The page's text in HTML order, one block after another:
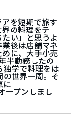
を短期で旅す
の料理をテー
い」と思うよ
後は店舗マネ
に、大手小売
半勤務したの
独学で料理をは
の世界一周。そ
に
ープンしまし